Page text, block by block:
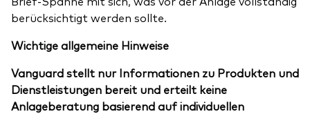
berücksichtigt werden sollte.
Wichtige allgemeine Hinweise
Vanguard stellt nur Informationen zu Produkten und
Dienstleistungen bereit und erteilt keine
Anlageberatung basierend auf individuellen